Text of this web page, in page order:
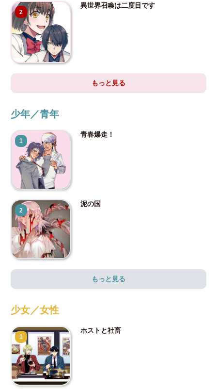
2
異世界召喚は二度目です
もっと見る
少年／青年
1
青春爆走！
2
泥の国
もっと見る
少女／女性
1
ホストと社畜